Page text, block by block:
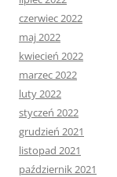
czerwiec 2022
maj 2022
kwiecień 2022
marzec 2022
luty 2022
styczeń 2022
grudzień 2021
listopad 2021
październik 2021